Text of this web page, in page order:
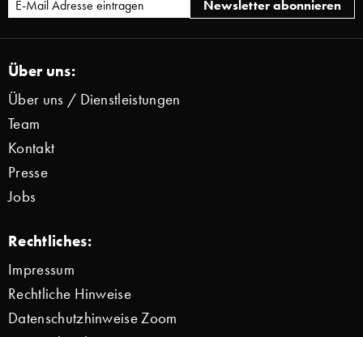
Über uns:
Über uns / Dienstleistungen
Team
Kontakt
Presse
Jobs
Rechtliches:
Impressum
Rechtliche Hinweise
Datenschutzhinweise Zoom